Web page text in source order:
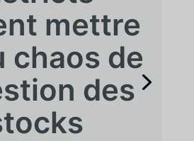
mettre
chaos de
des